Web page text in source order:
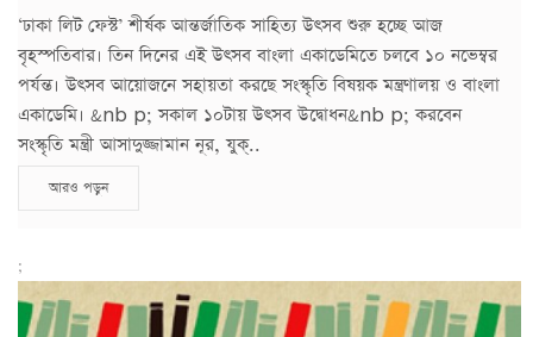
‘ঢাকা লিট ফেস্ট’ শীর্ষক আন্তর্জাতিক সাহিত্য উত্সব শুরু হচ্ছে আজ
বৃহস্পতিবার। তিন দিনের এই উত্সব বাংলা একাডেমিতে চলবে ১০ নভেম্বর
পর্যন্ত। উত্সব আয়োজনে সহায়তা করছে সংস্কৃতি বিষয়ক মন্ত্রণালয় ও বাংলা
একাডেমি। &nb p; সকাল ১০টায় উত্সব উদ্বোধন&nb p; করবেন
সংস্কৃতি মন্ত্রী আসাদুজ্জামান নূর, যুক্..
আরও পড়ুন
;